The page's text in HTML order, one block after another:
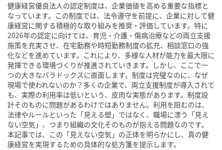
健康経営優良法人の認定制度は、企業価値を高める重要な指標と
なっています。この制度では、法令遵守を前提に、企業に対して健
康経営に関する積極的な取り組みを推奨・評価しています。特に
2026年の認定に向けては、育児・介護・傷病治療などの両立支援
施策を充実させ、在宅勤務や時短勤務制度の拡充、相談窓口の強
化などを進めています。これにより、多様な人材が能力を最大限に
発揮できる環境づくりが推進されていきます。しかし、ここで一
つの大きなパラドックスに直面します。制度は完璧なのに、なぜ
現場で使われないのか？多くの企業で、両立支援制度が導入されて
も、実際の利用率は低いという、皮肉な実態があります。制度設
計そのものに問題があるわけではありません。利用を阻むのは、
法律やルールといった「見える壁」ではなく、職場に漂う「見え
ない空気」、つまり組織の文化そのものが抱える問題なのです。
本記事では、この「見えない空気」の正体を明らかにし、真の健
康経営を実現するための具体的な処方箋を提示します。